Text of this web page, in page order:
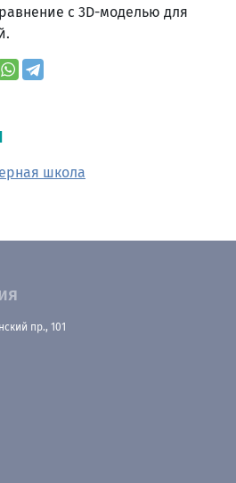
с 3D-моделью для
школа
пр., 101